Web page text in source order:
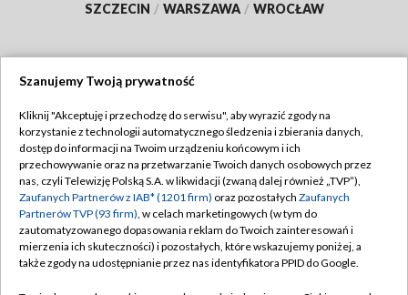
SZCZECIN / WARSZAWA / WROCŁAW
TVP
Abonament TVP
Emisja w TVP
Centrum informacji TVP
Naziemna Telewizja Cyfrowa
Regulamin TVP
Polityka prywatności
Moje zgody
Pomoc
Szanujemy Twoją prywatność
Kliknij "Akceptuję i przechodzę do serwisu", aby wyrazić zgody na
korzystanie z technologii automatycznego śledzenia i zbierania danych,
dostęp do informacji na Twoim urządzeniu końcowym i ich
przechowywanie oraz na przetwarzanie Twoich danych osobowych przez
nas, czyli Telewizję Polską S.A. w likwidacji (zwaną dalej również „TVP”),
Zaufanych Partnerów z IAB* (1201 firm) oraz pozostałych Zaufanych
Partnerów TVP (93 firm), w celach marketingowych (w tym do
zautomatyzowanego dopasowania reklam do Twoich zainteresowań i
mierzenia ich skuteczności) i pozostałych, które wskazujemy poniżej, a
także zgody na udostępnianie przez nas identyfikatora PPID do Google.